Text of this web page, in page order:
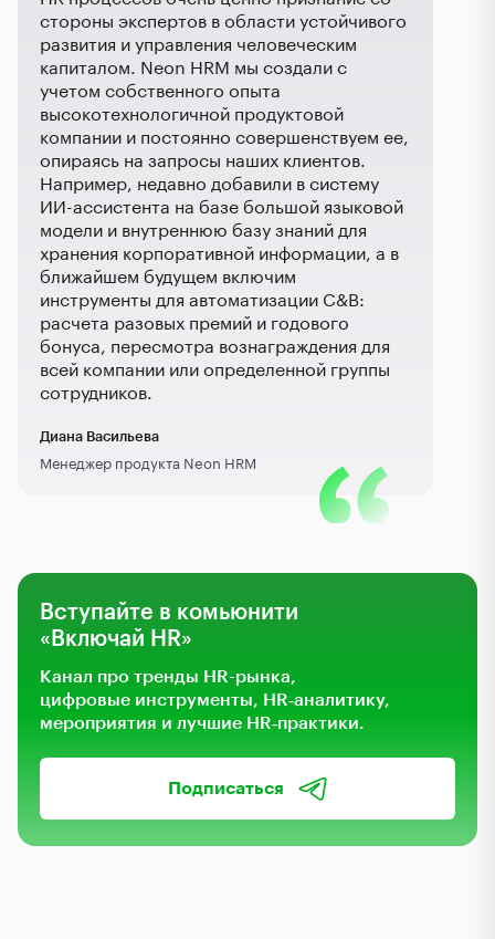
стороны экспертов в области устойчивого
развития и управления человеческим
капиталом. Neon HRM мы создали с
учетом собственного опыта
высокотехнологичной продуктовой
компании и постоянно совершенствуем ее,
опираясь на запросы наших клиентов.
Например, недавно добавили в систему
ИИ-ассистента на базе большой языковой
модели и внутреннюю базу знаний для
хранения корпоративной информации, а в
ближайшем будущем включим
инструменты для автоматизации C&B:
расчета разовых премий и годового
бонуса, пересмотра вознаграждения для
всей компании или определенной группы
сотрудников.
Диана Васильева
Менеджер продукта Neon HRM
Вступайте в комьюнити
«Включай HR»
Канал про тренды HR-рынка,
цифровые инструменты, HR‑аналитику,
мероприятия и лучшие HR‑практики.
Подписаться